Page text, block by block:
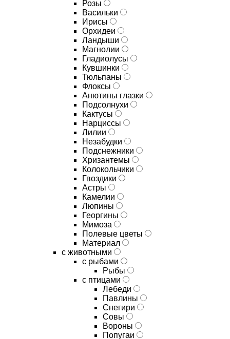
Розы
Васильки
Ирисы
Орхидеи
Ландыши
Магнолии
Гладиолусы
Кувшинки
Тюльпаны
Флоксы
Анютины глазки
Подсолнухи
Кактусы
Нарциссы
Лилии
Незабудки
Подснежники
Хризантемы
Колокольчики
Гвоздики
Астры
Камелии
Люпины
Георгины
Мимоза
Полевые цветы
Материал
с животными
с рыбами
Рыбы
с птицами
Лебеди
Павлины
Снегири
Совы
Вороны
Попугаи